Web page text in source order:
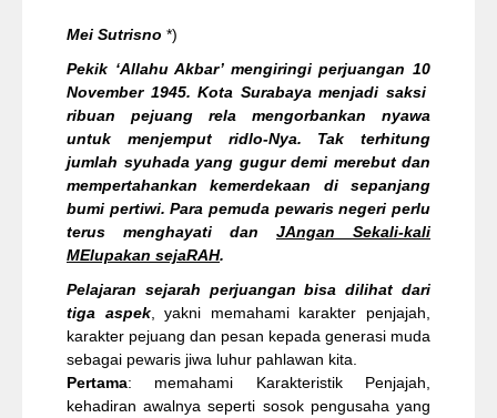
Mei Sutrisno *)
Pekik ‘Allahu Akbar’ mengiringi perjuangan 10
November 1945. Kota Surabaya menjadi saksi
ribuan pejuang rela mengorbankan nyawa
untuk menjemput ridlo-Nya. Tak terhitung
jumlah syuhada yang gugur demi merebut dan
mempertahankan kemerdekaan di sepanjang
bumi pertiwi. Para pemuda pewaris negeri perlu
terus menghayati dan JAngan Sekali-kali
MElupakan sejaRAH.
Pelajaran sejarah perjuangan bisa dilihat dari
tiga aspek, yakni memahami karakter penjajah,
karakter pejuang dan pesan kepada generasi muda
sebagai pewaris jiwa luhur pahlawan kita.
Pertama: memahami Karakteristik Penjajah,
kehadiran awalnya seperti sosok pengusaha yang